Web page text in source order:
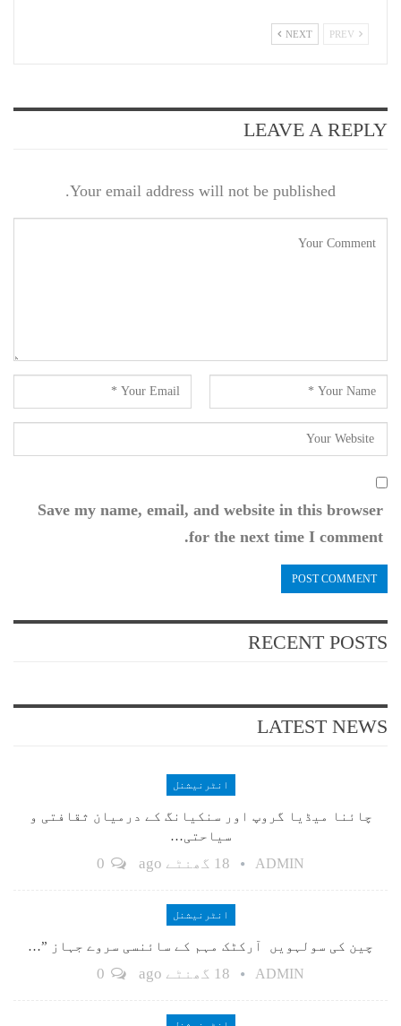
NEXT
LEAVE A REPLY
Your email address will not be published.
Save my name, email, and website in this browser
for the next time I comment.
RECENT POSTS
LATEST NEWS
انٹرنیشنل
چائنا میڈیا گروپ اور سنکیانگ کے درمیان ثقافتی و
سیاحتی…
ADMIN 18 گھنٹے ago
انٹرنیشنل
چین کی سولہویں آرکٹک مہم کے سائنسی سروے جہاز ”…
ADMIN 18 گھنٹے ago